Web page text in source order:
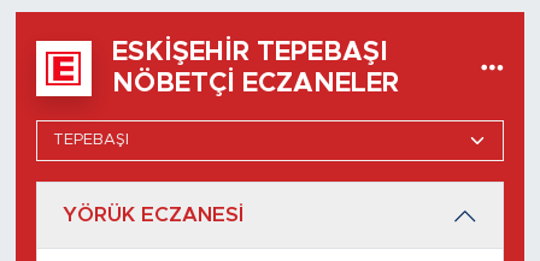
ESKIŞEHIR TEPEBAŞI
NÖBETÇI ECZANELER
YÖRÜK ECZANESİ